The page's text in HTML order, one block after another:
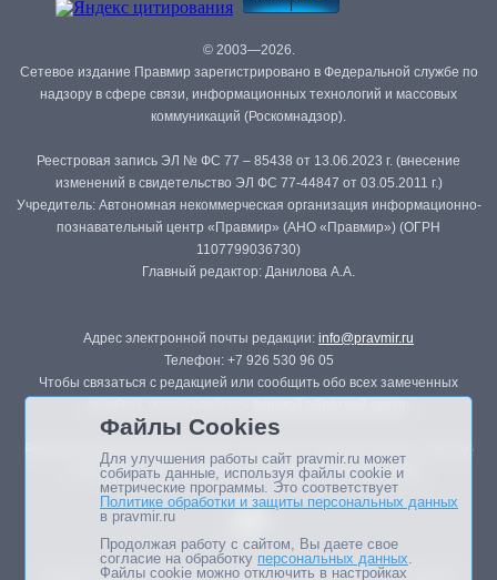
© 2003—2026.
Сетевое издание Правмир зарегистрировано в Федеральной службе по
надзору в сфере связи, информационных технологий и массовых
коммуникаций (Роскомнадзор).
Реестровая запись ЭЛ № ФС 77 – 85438 от 13.06.2023 г. (внесение
изменений в свидетельство ЭЛ ФС 77-44847 от 03.05.2011 г.)
Учредитель: Автономная некоммерческая организация информационно-
познавательный центр «Правмир» (АНО «Правмир») (ОГРН
1107799036730)
Главный редактор: Данилова А.А.
Адрес электронной почты редакции: info@pravmir.ru
Телефон: +7 926 530 96 05
Чтобы связаться с редакцией или сообщить обо всех замеченных
Републикация материалов сайта в печатных изданиях (книгах, прессе)
возможна только с письменного разрешения редакции.
Файлы Cookies
Для улучшения работы сайт pravmir.ru может
собирать данные, используя файлы cookie и
метрические программы. Это соответствует
Политике обработки и защиты персональных данных
в pravmir.ru
Продолжая работу с сайтом, Вы даете свое
согласие на обработку персональных данных.
Файлы cookie можно отключить в настройках